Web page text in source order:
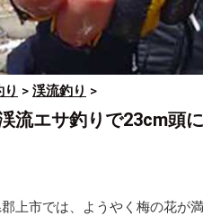
> 渓流釣り >
流エサ釣りで23cm頭
上市では、ようやく梅の花が